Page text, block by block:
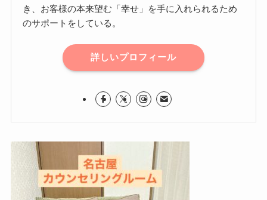
き、お客様の本来望む「幸せ」を手に入れられるため
のサポートをしている。
詳しいプロフィール